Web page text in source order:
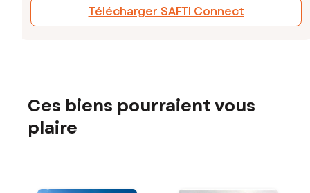
Télécharger SAFTI Connect
Ces biens pourraient vous
plaire